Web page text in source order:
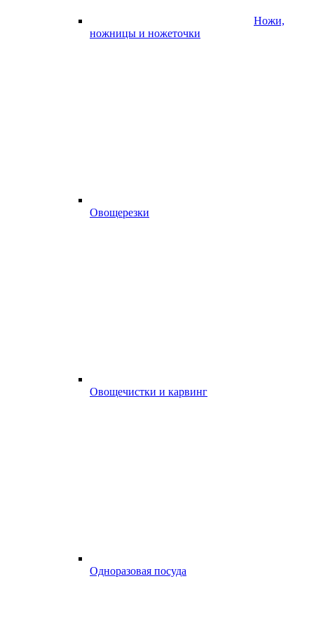
Ножи,
ножницы и ножеточки
Овощерезки
Овощечистки и карвинг
Одноразовая посуда